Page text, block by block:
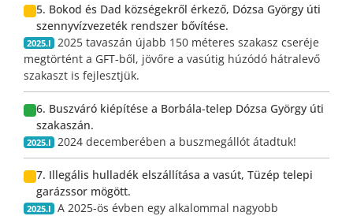
5. Bokod és Dad községekről érkező, Dózsa György úti
szennyvízvezeték rendszer bővítése.
2025.I
2025 tavaszán újabb 150 méteres szakasz cseréje
megtörtént a GFT-ből, jövőre a vasútig húzódó hátralevő
szakaszt is fejlesztjük.
6. Buszváró kiépítése a Borbála-telep Dózsa György úti
szakaszán.
2025.I 2024 decemberében a buszmegállót átadtuk!
7. Illegális hulladék elszállítása a vasút, Tüzép telepi
garázssor mögött.
2025.I A 2025-ös évben egy alkalommal nagyobb